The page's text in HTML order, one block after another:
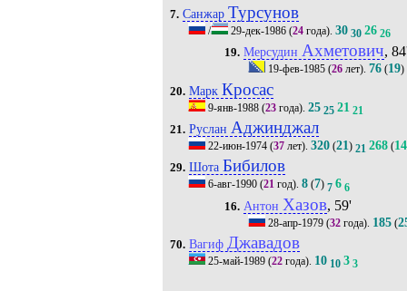
7. Санжар Турсунов
/ 29-дек-1986(24года). 30 30 26 26
19. Мерсудин Ахметович,
19-фев-1985 (26 лет).76 (19)
20. Марк Кросас
9-янв-1988(23года). 25 25 21 21
21. Руслан Аджинджал
22-июн-1974(37лет). 320(21) 21 268(14
29. Шота Бибилов
6-авг-1990(21год). 8(7) 7 6 6
16. Антон Хазов, 59'
28-апр-1979 (32 года). 185 (
70. Вагиф Джавадов
25-май-1989(22года). 10 10 3 3